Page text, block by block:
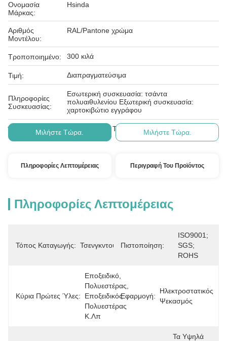
Ονομασία
Μάρκας:
Hsinda
Αριθμός
Μοντέλου:
RAL/Pantone χρώμα
Τροποποιημένο: 300 κιλά
Τιμή: Διαπραγματεύσιμα
Πληροφορίες
Συσκευασίας:
Εσωτερική συσκευασία: τσάντα
πολυαιθυλενίου Εξωτερική συσκευασία:
χαρτοκιβώτιο εγγράφου
Όροι Πληρωμής: Δ/Κ, D/Α, D/P, T/T, Western Union, MoneyGram
Μιλήστε Τώρα. Μιλήστε Τώρα.
Πληροφορίες Λεπτομέρειας Περιγραφή Του Προϊόντος
Πληροφορίες Λεπτομέρειας
Τόπος Καταγωγής: Τσενγκντού Πιστοποίηση:
ISO9001;
SGS;
ROHS
Κύρια Πρώτες Ύλες:
Εποξειδικό,
Πολυεστέρας,
Εποξειδικός
Πολυεστέρας
Κ.λπ
Εφαρμογή:
Ηλεκτροστατικός
Ψεκασμός
Τα Υψηλά